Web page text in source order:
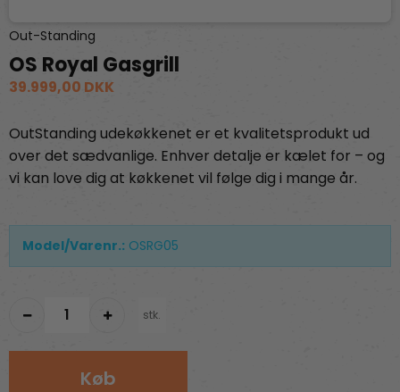
Out-Standing
OS Royal Gasgrill
39.999,00 DKK
OutStanding udekøkkenet er et kvalitetsprodukt ud
over det sædvanlige. Enhver detalje er kælet for – og
vi kan love dig at køkkenet vil følge dig i mange år.
Model/Varenr.: OSRG05
stk.
Køb